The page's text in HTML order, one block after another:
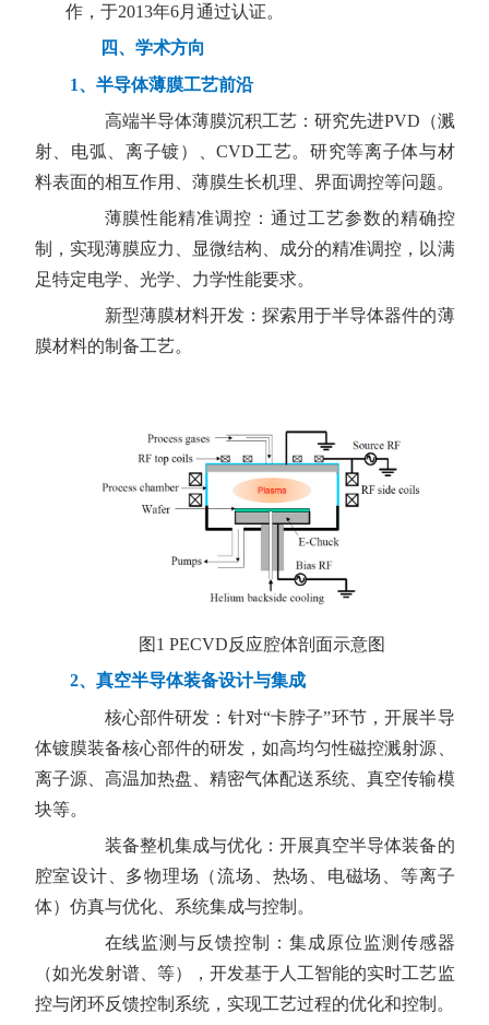
作，于2013年6月通过认证。
四、学术方向
1、半导体薄膜工艺前沿
高端半导体薄膜沉积工艺： 研究先进PVD （溅
射、电弧、离子镀）、CVD工艺。研究等离子体与材
料表面的相互作用、薄膜生长机理、界面调控等问题。
薄膜性能精准调控：通过工艺参数的精确控
制，实现薄膜应力、显微结构、成分的精准调控，以满
足特定电学、光学、力学性能要求。
新型薄膜材料开发： 探索用于半导体器件的薄
膜材料的制备工艺。
图 1 PECVD反应腔体剖面示意图
2、真空半导体装备设计与集成
核心部件研发： 针对“卡脖子”环节，开展半导
体镀膜装备核心部件的研发，如高均匀性磁控溅射源、
离子源、高温加热盘、精密气体配送系统、真空传输模
块等。
装备整机集成与优化：开展真空半导体装备的
腔室设计、多物理场（流场、热场、电磁场、等离子
体）仿真与优化、系统集成与控制。
在线监测与反馈控制： 集成原位监测传感器
（如光发射谱、等），开发基于人工智能的实时工艺监
控与闭环反馈控制系统，实现工艺过程的优化和控制。